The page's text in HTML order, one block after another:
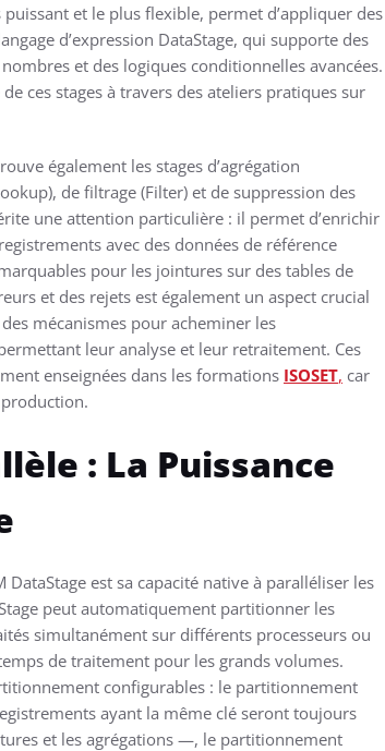
et le plus flexible, permet d’appliquer des
d’expression DataStage, qui supporte des
et des logiques conditionnelles avancées.
ces stages à travers des ateliers pratiques sur
également les stages d’agrégation
de filtrage (Filter) et de suppression des
une attention particulière : il permet d’enrichir
avec des données de référence
pour les jointures sur des tables de
et des rejets est également un aspect crucial
mécanismes pour acheminer les
leur analyse et leur retraitement. Ces
enseignées dans les formations ISOSET, car
: La Puissance
DataStage est sa capacité native à paralléliser les
peut automatiquement partitionner les
simultanément sur différents processeurs ou
de traitement pour les grands volumes.
configurables : le partitionnement
ayant la même clé seront toujours
et les agrégations —, le partitionnement